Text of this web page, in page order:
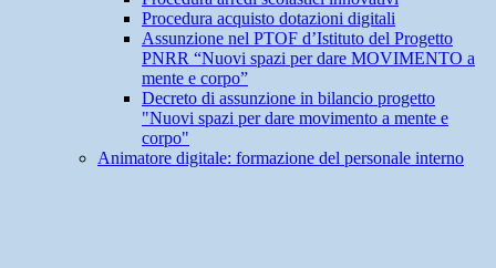
Procedura acquisto dotazioni digitali
Assunzione nel PTOF d’Istituto del Progetto
PNRR “Nuovi spazi per dare MOVIMENTO a
mente e corpo”
Decreto di assunzione in bilancio progetto
"Nuovi spazi per dare movimento a mente e
corpo"
Animatore digitale: formazione del personale interno